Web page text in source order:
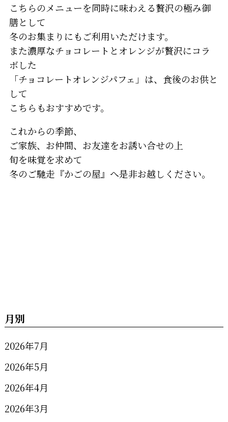
こちらのメニューを同時に味わえる贅沢の極み御
膳として
冬のお集まりにもご利用いただけます。
また濃厚なチョコレートとオレンジが贅沢にコラ
ボした
「チョコレートオレンジパフェ」は、食後のお供と
して
こちらもおすすめです。
これからの季節、
ご家族、お仲間、お友達をお誘い合せの上
旬を味覚を求めて
冬のご馳走『かごの屋』へ是非お越しください。
月別
2026年7月
2026年5月
2026年4月
2026年3月